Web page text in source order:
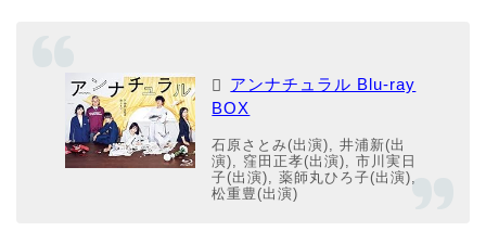
アンナチュラル Blu-ray
BOX
石原さとみ(出演), 井浦新(出
演), 窪田正孝(出演), 市川実日
子(出演), 薬師丸ひろ子(出演),
松重豊(出演)